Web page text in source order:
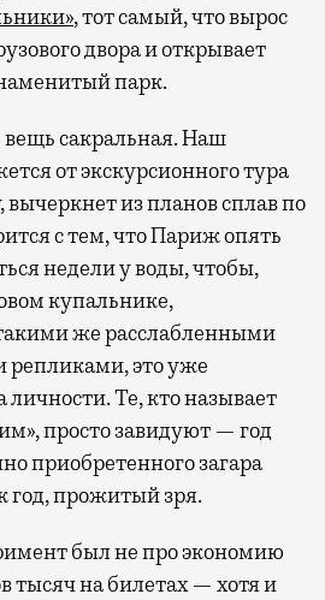
, тот самый, что вырос
двора и открывает
парк.
сакральная. Наш
от экскурсионного тура
из планов сплав по
с тем, что Париж опять
недели у воды, чтобы,
купальнике,
же расслабленными
репликами, это уже
Те, кто называет
просто завидуют — год
приобретенного загара
год, прожитый зря.
был не про экономию
тысяч на билетах — хотя и